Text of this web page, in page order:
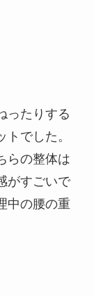
ったりする
でした。
らの整体は
がすごいで
中の腰の重